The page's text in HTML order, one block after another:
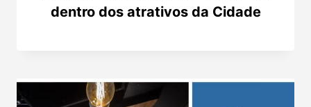
dentro dos atrativos da Cidade